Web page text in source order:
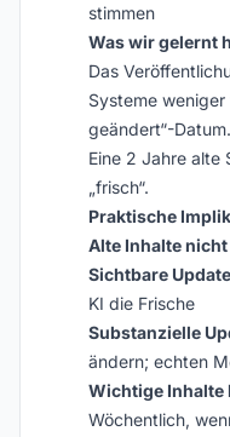
stimmen
Was wir gelernt
Das
Systeme
geändert“-Datum.
Eine 2 Jahre alte
„frisch“.
Praktische
Alte Inhalte
Sichtbare
KI die Frische
Substanzielle
ändern; echten
Wichtige Inhalte
Wöchentlich,